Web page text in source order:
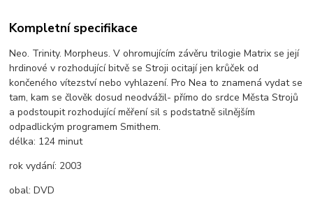
Kompletní specifikace
Neo. Trinity. Morpheus. V ohromujícím závěru trilogie Matrix se její
hrdinové v rozhodující bitvě se Stroji ocitají jen krůček od
končeného vítezství nebo vyhlazení. Pro Nea to znamená vydat se
tam, kam se člověk dosud neodvážil- přímo do srdce Města Strojů
a podstoupit rozhodující měření sil s podstatně silnějším
odpadlickým programem Smithem.
délka: 124 minut
rok vydání: 2003
obal: DVD